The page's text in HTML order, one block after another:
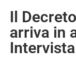
Il
arriva in